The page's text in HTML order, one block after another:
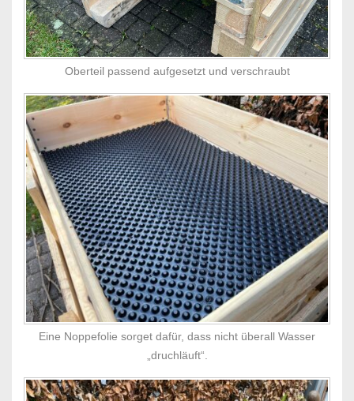
Oberteil passend aufgesetzt und verschraubt
Eine Noppefolie sorget dafür, dass nicht überall Wasser
„druchläuft“.